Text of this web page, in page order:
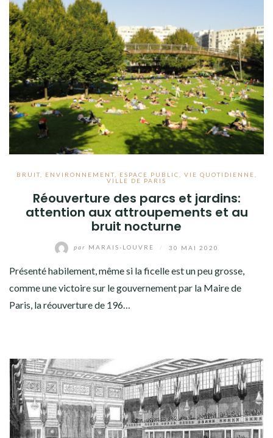
BRUIT, ENVIRONNEMENT, ESPACE PUBLIC VIE QUOTIDIENNE
VILLE DE PARIS
Réouverture des parcs et jardins:
attention aux attroupements et au
bruit nocturne
par MARAIS-LOUVRE 30 MAI 2020
Présenté habilement, même si la ficelle est un peu grosse,
comme une victoire sur le gouvernement par la Maire de
Paris, la réouverture de 196…